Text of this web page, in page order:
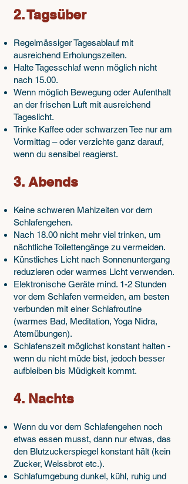
Natürliches Licht ist der stärkste
Taktgeber unserer inneren Uhr. Es
begonnen. Ein kurzer Aufenthalt im
Freien von 10–30 Minuten genügt, je
nach Jahreszeit und Lichtintensität. Je
nach Kapazität kannst du auch nur
am Fenster sitzen. Tageslicht hat
direkten Einfluss auf die Hormone
Cortisol und Melatonin: Am Morgen
sorgt es dafür, dass der
natürlicher Weckimpuls des Körpers.
Stresshormon, sondern als
Aktivierungshormon: Es erhöht
Blutdruck, Kreislauf und
Aufmerksamkeit. Am Abend sinkt der
Cortisolspiegel wieder ab, und das
Hormon Melatonin wird vermehrt
ausgeschüttet – das natürliche Signal
für Ruhe und Schlaf. Wenn du
morgens zu wenig Licht bekommst (z.
B. im Winter oder bei späten resp.
unregelmässigen Aufstehzeiten),
verschiebt sich dieser Rhythmus:
Cortisol steigt zu spät an, Melatonin
tagsüber müde und abends zu wach.
kann in der dunklen Jahreszeit helfen,
den natürlichen Lichtreiz zu ersetzen
(insbesondere, wenn du nicht nach
draussen gehen kannst). Wichtig ist,
​2. Tagsüber
Regelmässiger Tagesablauf mit
ausreichend Erholungszeiten.
Halte Tagesschlaf wenn möglich nicht
nach 15.00.
Wenn möglich Bewegung oder Aufenthalt
an der frischen Luft mit ausreichend
Tageslicht.
Trinke Kaffee oder schwarzen Tee nur am
Vormittag – oder verzichte ganz darauf,
wenn du sensibel reagierst.
3. Abends
Keine schweren Mahlzeiten vor dem
Schlafengehen.
Nach 18.00 nicht mehr viel trinken, um
nächtliche Toilettengänge zu vermeiden.
Künstliches Licht nach Sonnenuntergang
reduzieren oder warmes Licht verwenden.
Elektronische Geräte mind. 1-2 Stunden
vor dem Schlafen vermeiden, am besten
verbunden mit einer Schlafroutine
(warmes Bad, Meditation, Yoga Nidra,
Atemübungen).
Schlafenszeit möglichst konstant halten -
wenn du nicht müde bist, jedoch besser
aufbleiben bis Müdigkeit kommt.
4. Nachts
Wenn du vor dem Schlafengehen noch
etwas essen musst, dann nur etwas, das
den Blutzuckerspiegel konstant hält (kein
Zucker, Weissbrot etc.).
Schlafumgebung dunkel, kühl, ruhig und